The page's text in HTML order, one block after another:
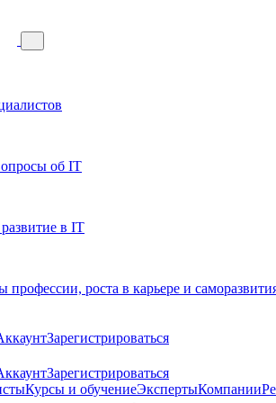
об IT
в IT
профессии, роста в карьере и
Зарегистрироваться
Зарегистрироваться
Курсы и обучениеЭкспертыКомпании